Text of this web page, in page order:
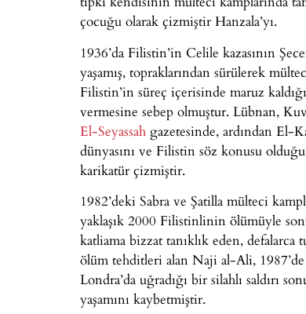
çocuğu olarak çizmiştir Hanzala’yı.
1936’da Filistin’in Celile kazasının
yaşamış, topraklarından sürülerek
Filistin’in süreç içerisinde maruz
vermesine sebep olmuştur. Lübnan,
El-Seyassah gazetesinde, ardından El-
dünyasını ve Filistin söz konusu
karikatür çizmiştir.
1982’deki Sabra ve Şatilla mülteci
yaklaşık 2000 Filistinlinin ölümüyle
katliama bizzat tanıklık eden, defalarca
ölüm tehditleri alan Naji al-Ali, 1987’de
Londra’da uğradığı bir silahlı saldırı
yaşamını kaybetmiştir.